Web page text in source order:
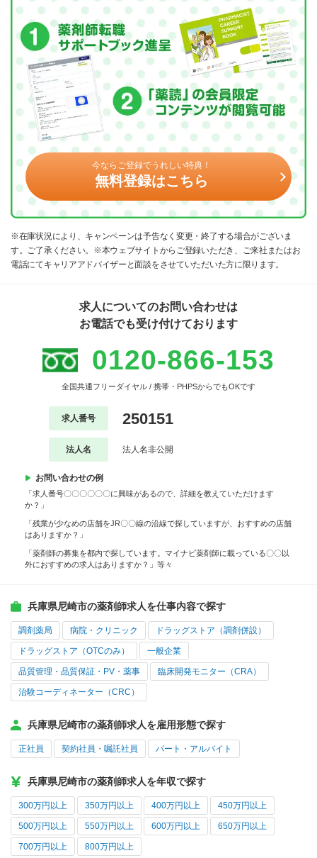
今ならご登録でうれしい特典！
無料登録はこちら
※在庫状況により、キャンペーンは予告なく変更・終了する場合がございま
す。ご了承ください。※本ウェブサイトからご登録いただき、ご来社またはお
電話にてキャリアアドバイザーと面談をさせていただいた方に限ります。
求人についてのお問い合わせは
お電話でも受け付けております
0120-866-153
全国共通フリーダイヤル / 携帯・PHPSからでもOKです
求人番号 250151
法人名 法人名非公開
お問い合わせの例
「求人番号〇〇〇〇〇〇に興味があるので、詳細を教えていただけます
か？」
「残業が少なめの店舗をJR〇〇線の沿線で探していますが、おすすめの店舗
はありますか？」
「薬剤師の募集を都内で探しています。マイナビ薬剤師に載っている〇〇以
外におすすめの求人はありますか？」等々
兵庫県尼崎市の薬剤師求人を仕事内容で探す
調剤薬局 病院・クリニック ドラッグストア（調剤併設）
ドラッグストア（OTCのみ） 一般企業
品質管理・品質保証・PV・薬事 臨床開発モニター（CRA）
治験コーディネーター（CRC）
兵庫県尼崎市の薬剤師求人を雇用形態で探す
正社員 契約社員・嘱託社員 パート・アルバイト
兵庫県尼崎市の薬剤師求人を年収で探す
300万円以上 350万円以上 400万円以上 450万円以上
500万円以上 550万円以上 600万円以上 650万円以上
700万円以上 800万円以上